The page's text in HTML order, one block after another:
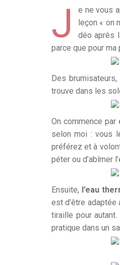
J e ne vous
leçon « on
déo après
parce que pour ma
Des
trouve dans les
On commence par
selon moi : vous
préférez et à
péter ou d’abîmer
Ensuite, l’eau
est d’être adaptée
tiraille pour
pratique dans un